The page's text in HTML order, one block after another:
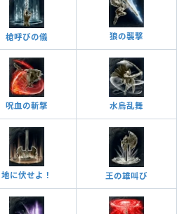
槍呼びの儀 狼の襲撃
呪血の斬撃 水烏乱舞
地に伏せよ！ 王の雄叫び